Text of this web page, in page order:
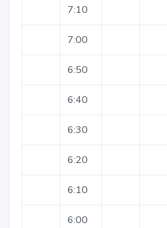
7:10
7:00
6:50
6:40
6:30
6:20
6:10
6:00